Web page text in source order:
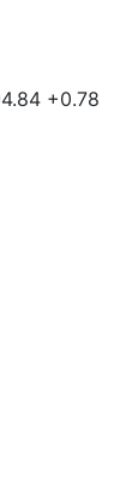
+0.78